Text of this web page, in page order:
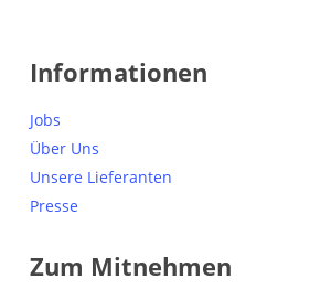
Informationen
Jobs
Über Uns
Unsere Lieferanten
Presse
Zum Mitnehmen